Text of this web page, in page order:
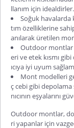
llanım için idealdirler.
Soğuk havalarda
tım özelliklerine
anılarak üretilen
Outdoor montlar
eri ve etek kısmı
ıcıya iyi uyum
Mont modelleri
ç cebi gibi
nıcının eşyalarını
Outdoor montlar,
ri yapanlar için